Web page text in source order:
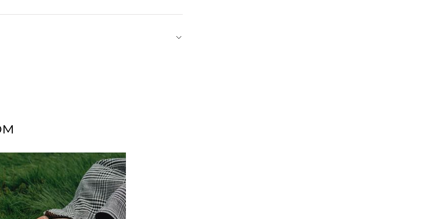
на края и наденьте на емкость. Ваза
намокнет, просто дайте ей высохнуть.